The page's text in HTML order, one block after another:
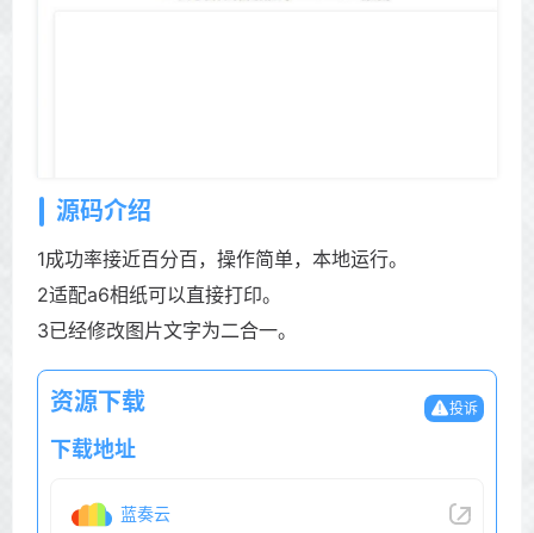
源码介绍
1成功率接近百分百，操作简单，本地运行。
2适配a6相纸可以直接打印。
3已经修改图片文字为二合一。
资源下载 投诉
下载地址
蓝奏云